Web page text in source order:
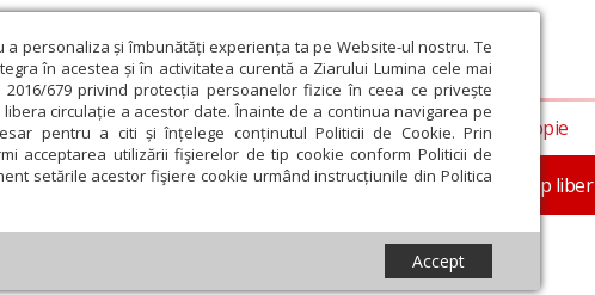
personaliza și îmbunătăți experiența ta pe Website-ul nostru. Te
în acestea și în activitatea curentă a Ziarului Lumina cele mai
679 privind protecția persoanelor fizice în ceea ce privește
circulație a acestor date. Înainte de a continua navigarea pe
pentru a citi și înțelege conținutul Politicii de Cookie. Prin
acceptarea utilizării fişierelor de tip cookie conform Politicii de
setările acestor fişiere cookie urmând instrucțiunile din Politica
Accept
Educaţie și Cultură Societate
Psihologie Religie și știință Familie Timp liber
Opinii Filantropie